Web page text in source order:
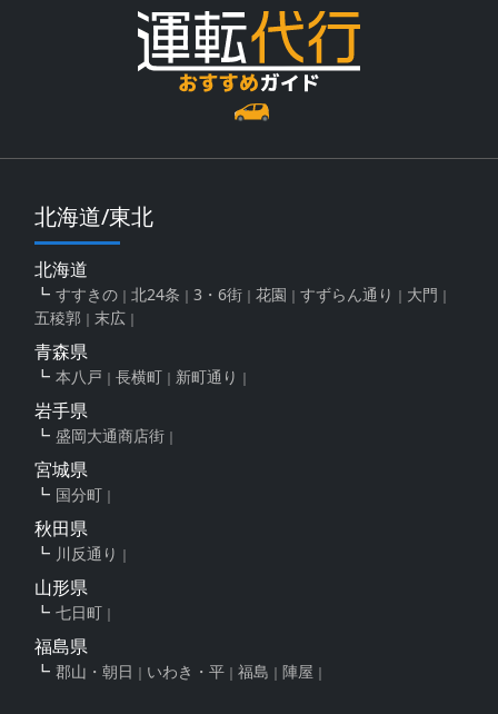
北海道/東北
北海道
すすきの 北24条 3・6街 花園 すずらん通り
大門
五稜郭
末広
青森県
本八戸 長横町 新町通り
岩手県
盛岡大通商店街
宮城県
国分町
秋田県
川反通り
山形県
七日町
福島県
郡山・朝日 いわき・平 福島 陣屋